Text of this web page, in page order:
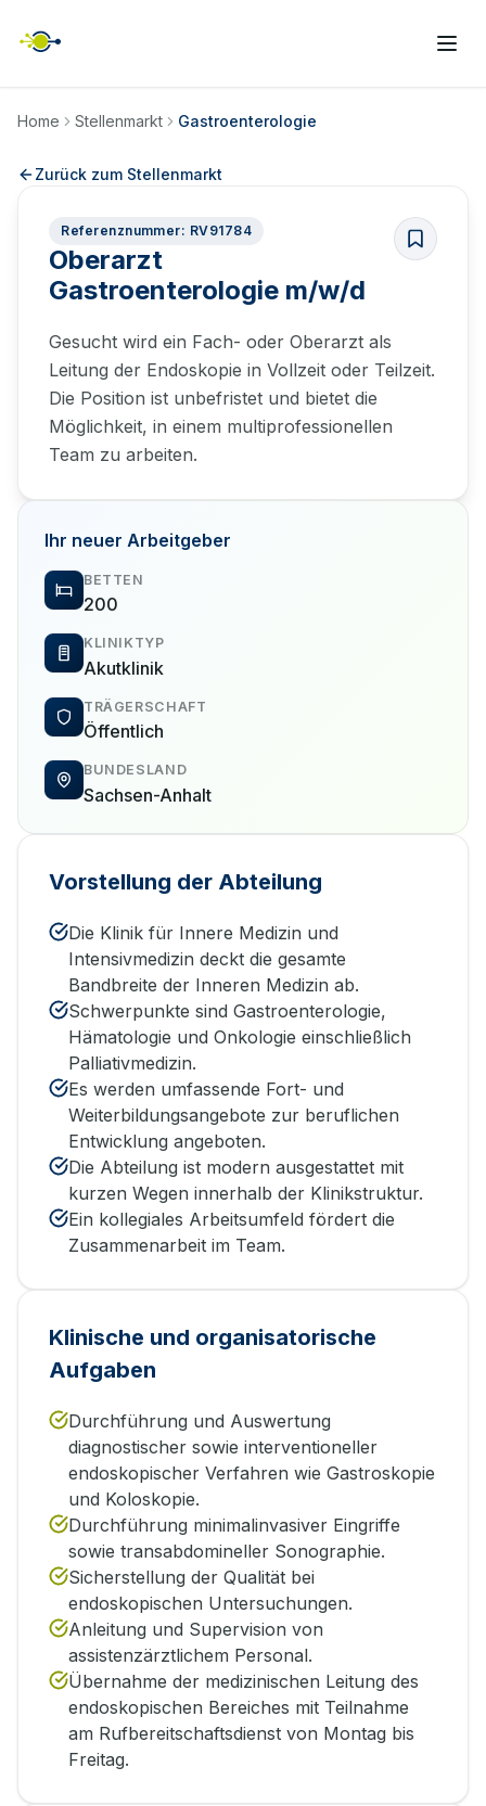
Home Stellenmarkt Gastroenterologie
Zurück zum Stellenmarkt
Referenznummer: RV91784
Oberarzt
Gastroenterologie m/w/d
Gesucht wird ein Fach- oder Oberarzt als
Leitung der Endoskopie in Vollzeit oder Teilzeit.
Die Position ist unbefristet und bietet die
Möglichkeit, in einem multiprofessionellen
Team zu arbeiten.
Ihr neuer Arbeitgeber
BETTEN
200
KLINIKTYP
Akutklinik
TRÄGERSCHAFT
Öffentlich
BUNDESLAND
Sachsen-Anhalt
Vorstellung der Abteilung
Die Klinik für Innere Medizin und
Intensivmedizin deckt die gesamte
Bandbreite der Inneren Medizin ab.
Schwerpunkte sind Gastroenterologie,
Hämatologie und Onkologie einschließlich
Palliativmedizin.
Es werden umfassende Fort- und
Weiterbildungsangebote zur beruflichen
Entwicklung angeboten.
Die Abteilung ist modern ausgestattet mit
kurzen Wegen innerhalb der Klinikstruktur.
Ein kollegiales Arbeitsumfeld fördert die
Zusammenarbeit im Team.
Klinische und organisatorische
Aufgaben
Durchführung und Auswertung
diagnostischer sowie interventioneller
endoskopischer Verfahren wie Gastroskopie
und Koloskopie.
Durchführung minimalinvasiver Eingriffe
sowie transabdomineller Sonographie.
Sicherstellung der Qualität bei
endoskopischen Untersuchungen.
Anleitung und Supervision von
assistenzärztlichem Personal.
Übernahme der medizinischen Leitung des
endoskopischen Bereiches mit Teilnahme
am Rufbereitschaftsdienst von Montag bis
Freitag.